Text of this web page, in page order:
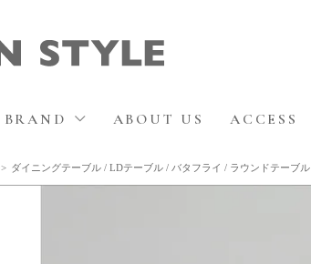
BRAND ABOUT US ACCESS
> ダイニングテーブル / LDテーブル / バタフライ / ラウンドテーブル